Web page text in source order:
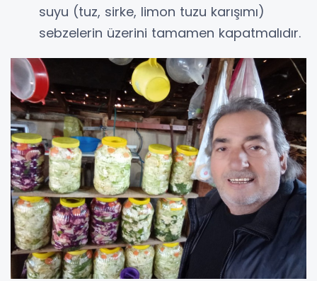
suyu (tuz, sirke, limon tuzu karışımı)
sebzelerin üzerini tamamen kapatmalıdır.